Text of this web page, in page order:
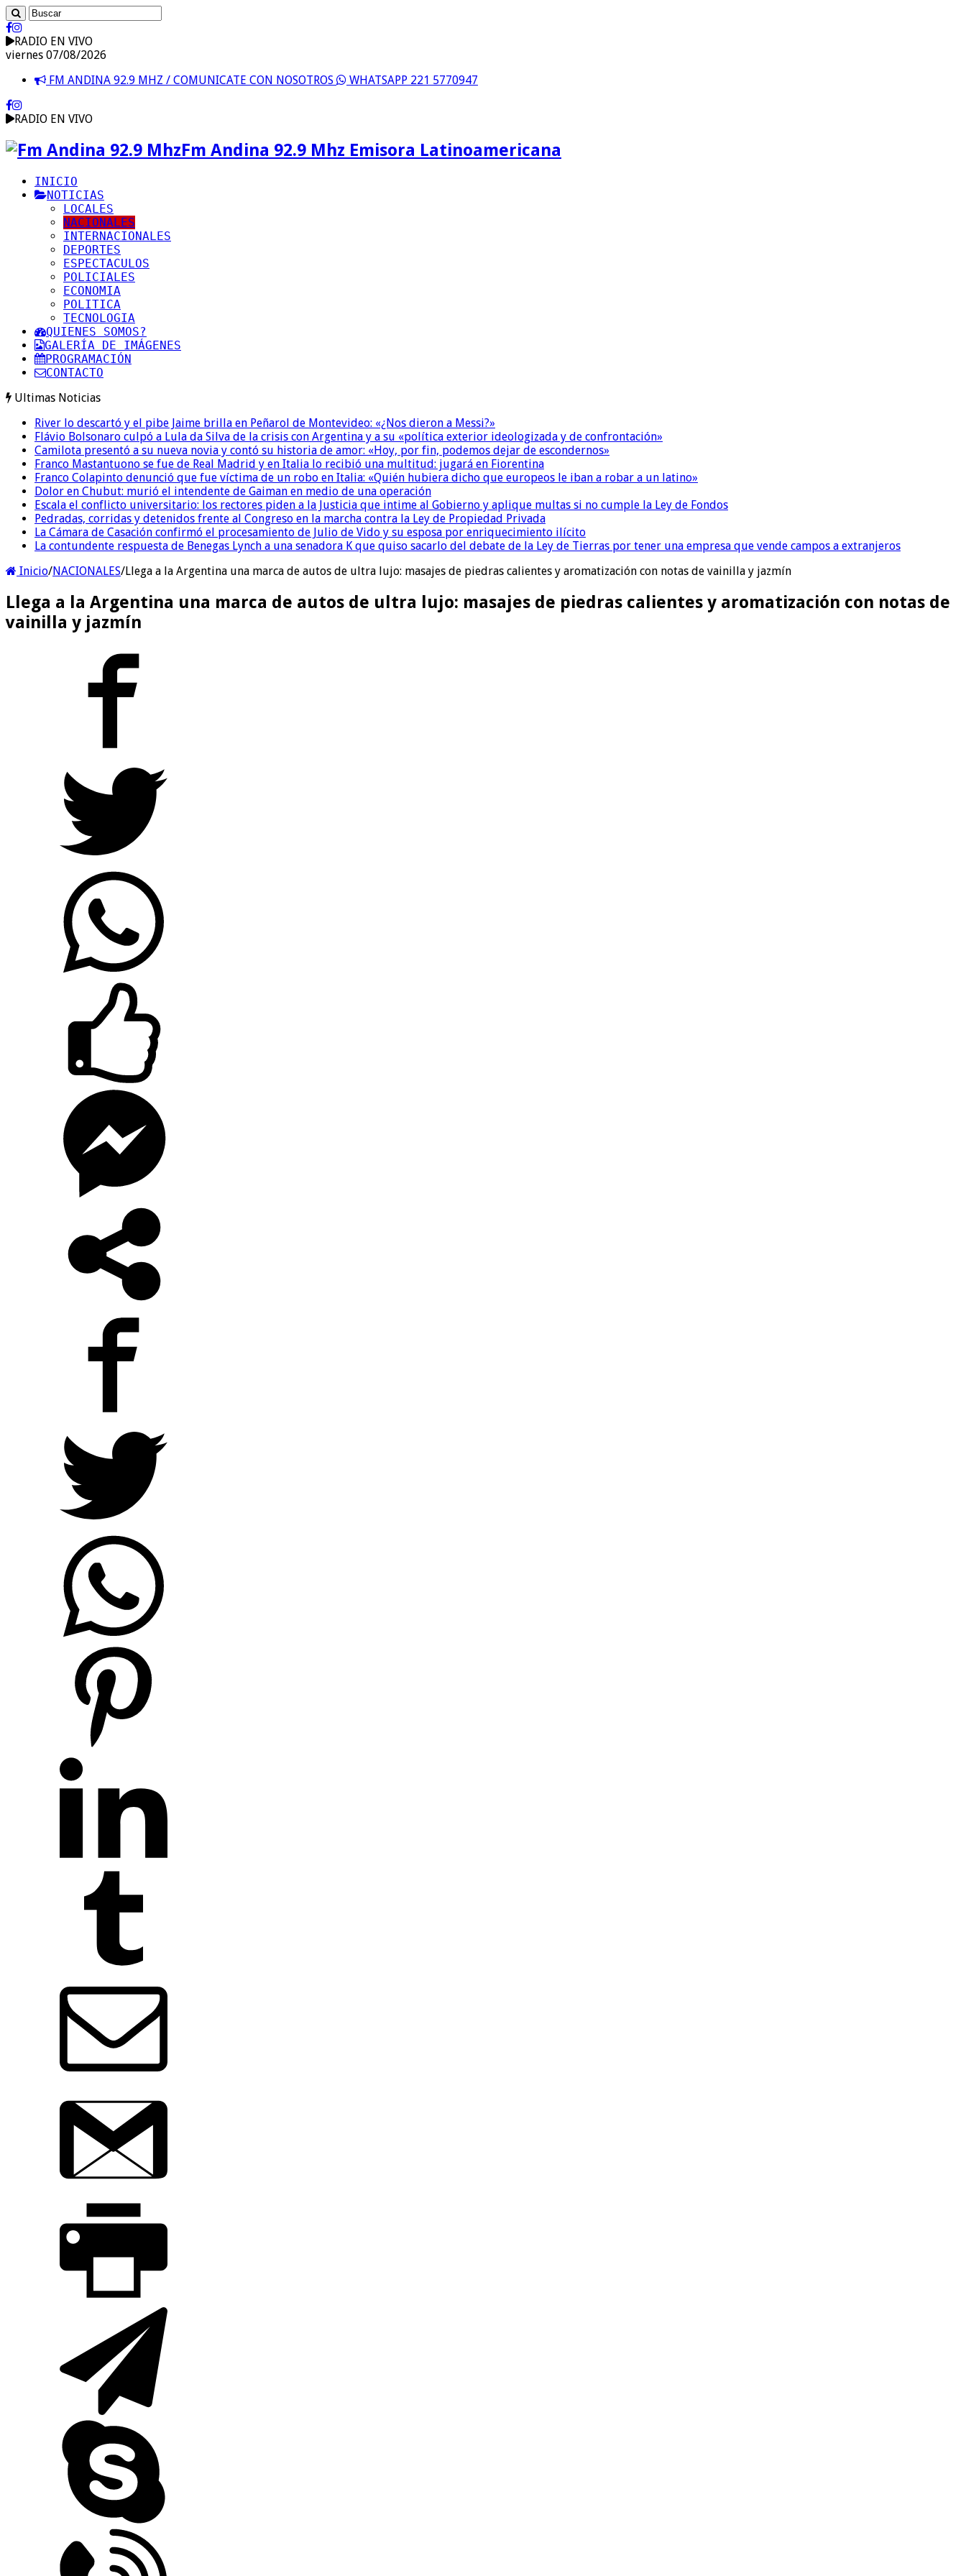
RADIO EN VIVO
viernes 07/08/2026
FM ANDINA 92.9 MHZ / COMUNICATE CON NOSOTROS
WHATSAPP 221 5770947
RADIO EN VIVO
Fm Andina 92.9 Mhz Emisora Latinoamericana
INICIO
NOTICIAS
LOCALES
NACIONALES
INTERNACIONALES
DEPORTES
ESPECTACULOS
POLICIALES
ECONOMIA
POLITICA
TECNOLOGIA
QUIENES SOMOS?
GALERÍA DE IMÁGENES
PROGRAMACIÓN
CONTACTO
Ultimas Noticias
River lo descartó y el pibe Jaime brilla en Peñarol de Montevideo: «¿Nos dieron a Messi?»
Flávio Bolsonaro culpó a Lula da Silva de la crisis con Argentina y a su «política exterior ideologizada y de confrontación»
Camilota presentó a su nueva novia y contó su historia de amor: «Hoy, por fin, podemos dejar de escondernos»
Franco Mastantuono se fue de Real Madrid y en Italia lo recibió una multitud: jugará en Fiorentina
Franco Colapinto denunció que fue víctima de un robo en Italia: «Quién hubiera dicho que europeos le iban a robar a un latino»
Dolor en Chubut: murió el intendente de Gaiman en medio de una operación
Escala el conflicto universitario: los rectores piden a la Justicia que intime al Gobierno y aplique multas si no cumple la Ley de Fondos
Pedradas, corridas y detenidos frente al Congreso en la marcha contra la Ley de Propiedad Privada
La Cámara de Casación confirmó el procesamiento de Julio de Vido y su esposa por enriquecimiento ilícito
La contundente respuesta de Benegas Lynch a una senadora K que quiso sacarlo del debate de la Ley de Tierras por tener una empresa que vende campos a extranjeros
Inicio/NACIONALES/Llega a la Argentina una marca de autos de ultra lujo: masajes de piedras calientes y aromatización con notas de vainilla y jazmín
Llega a la Argentina una marca de autos de ultra lujo: masajes de piedras calientes y aromatización con notas de
vainilla y jazmín